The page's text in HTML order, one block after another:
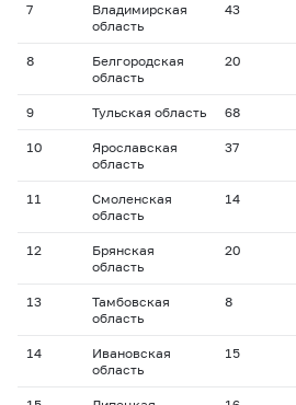
7
Владимирская
область
43
8
Белгородская
область
20
9 Тульская область 68
10
Ярославская
область
37
11
Смоленская
область
14
12
Брянская
область
20
13
Тамбовская
область
8
14
Ивановская
область
15